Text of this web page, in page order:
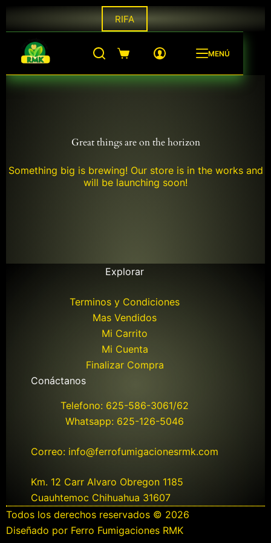
contenido
RIFA
Shopping
MENÚ
Great things are on the horizon
Something big is brewing! Our store is in the works and
will be launching soon!
Explorar
Terminos y Condiciones
Mas Vendidos
Mi Carrito
Mi Cuenta
Finalizar Compra
Conáctanos
Telefono: 625-586-3061/62
Whatsapp: 625-126-5046
Correo: info@ferrofumigacionesrmk.com
Km. 12 Carr Alvaro Obregon 1185
Cuauhtemoc Chihuahua 31607
Todos los derechos reservados © 2026
Diseñado por Ferro Fumigaciones RMK